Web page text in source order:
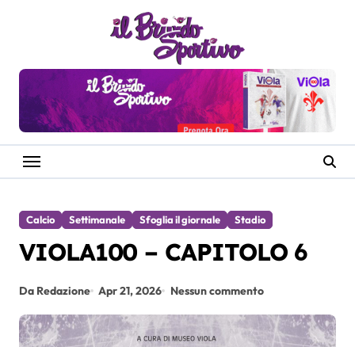
Calcio Settimanale Sfoglia il giornale Stadio
VIOLA100 – CAPITOLO 6
Da Redazione Apr 21, 2026 Nessun commento